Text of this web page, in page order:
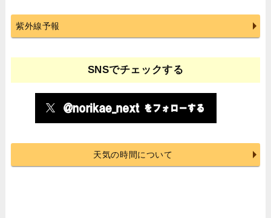
紫外線予報
SNSでチェックする
天気の時間について